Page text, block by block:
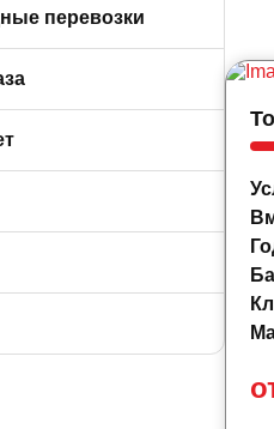
перевозки
от аренды